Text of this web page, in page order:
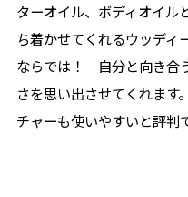
ターオイル、ボディオイル
ち着かせてくれるウッディ
ならでは！ 自分と向き合
さを思い出させてくれます
チャーも使いやすいと評判